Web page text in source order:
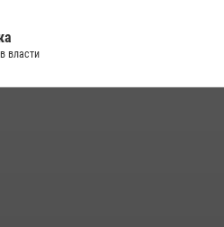
крестного хода в
власти